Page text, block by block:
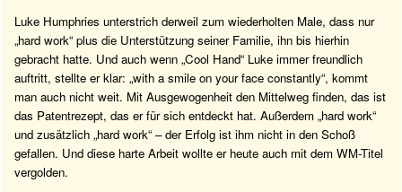
Luke Humphries unterstrich derweil zum wiederholten Male, dass nur
„hard work“ plus die Unterstützung seiner Familie, ihn bis hierhin
gebracht hatte. Und auch wenn „Cool Hand“ Luke immer freundlich
auftritt, stellte er klar: „with a smile on your face constantly“, kommt
man auch nicht weit. Mit Ausgewogenheit den Mittelweg finden, das ist
das Patentrezept, das er für sich entdeckt hat. Außerdem „hard work“
und zusätzlich „hard work“ – der Erfolg ist ihm nicht in den Schoß
gefallen. Und diese harte Arbeit wollte er heute auch mit dem WM-Titel
vergolden.